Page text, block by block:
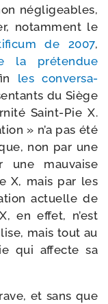
négli­geables,
notam­ment le
de 2007,
la pré­ten­due
les conver­sa­
du Siège
Saint-​Pie X.
» n’a pas été
non par une
une mau­vaise
X, mais par les
actuelle de
en effet, n’est
mais tout au
qui affecte sa
et sans que